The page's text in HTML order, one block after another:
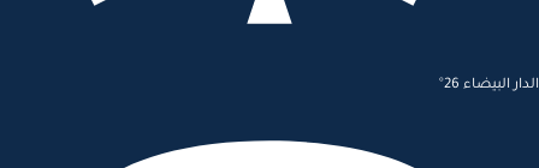
الدار البيضاء 26°